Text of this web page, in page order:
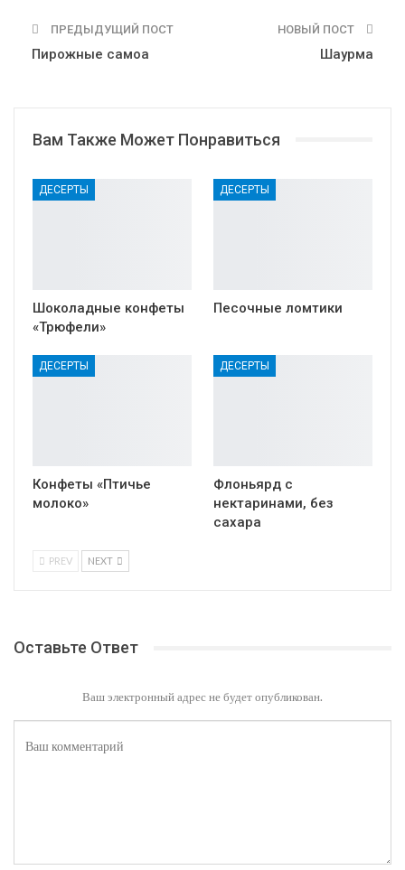
ПРЕДЫДУЩИЙ ПОСТ
Пирожные самоа
НОВЫЙ ПОСТ
Шаурма
Вам Также Может Понравиться
ДЕСЕРТЫ
Шоколадные конфеты
«Трюфели»
ДЕСЕРТЫ
Песочные ломтики
ДЕСЕРТЫ
Конфеты «Птичье
молоко»
ДЕСЕРТЫ
Флоньярд с
нектаринами, без
сахара
PREV NEXT
Оставьте Ответ
Ваш электронный адрес не будет опубликован.